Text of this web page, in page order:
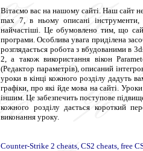
Вітаємо вас на нашому сайті. Наш сайт
max 7, в ньому описані інструменти,
найчастіші. Це обумовлено тим, що
програми. Особлива увага приділена
розглядається робота з вбудованими в
2, а також використання вікон
(Редактор параметрів), описаний
уроки в кінці кожного розділу дадуть
графіки, про які йде мова на сайті.
іншим. Це забезпечить поступове
кожного розділу дається короткий
виконання уроку.
Counter-Strike 2 cheats, CS2 cheats, free